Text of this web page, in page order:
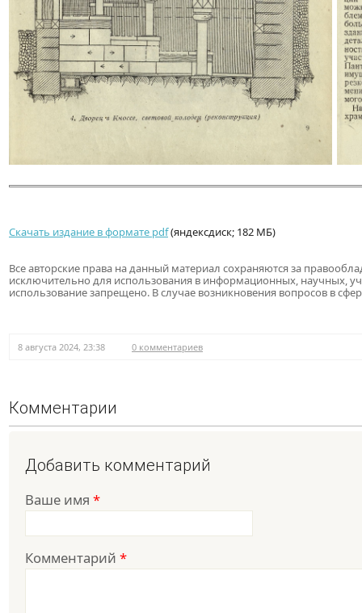
Скачать издание в формате pdf(яндексдиск; 182 МБ)
Все авторские права на данный материал сохраняются за
исключительно для использования в информационных, научных,
использование запрещено. В случае возникновения вопросов в
8 августа 2024, 23:38 0 комментариев
Комментарии
Добавить комментарий
Ваше имя *
Комментарий *